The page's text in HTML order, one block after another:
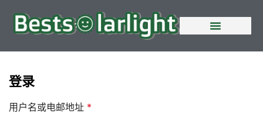
登录
用户名或电邮地址 *